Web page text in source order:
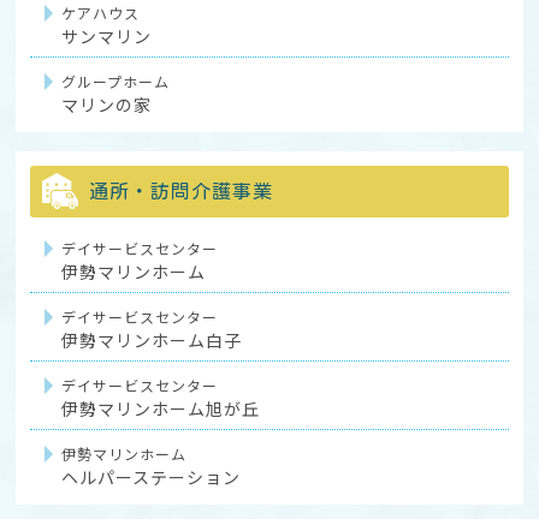
ケアハウス
サンマリン
グループホーム
マリンの家
通所・訪問介護事業
デイサービスセンター
伊勢マリンホーム
デイサービスセンター
伊勢マリンホーム白子
デイサービスセンター
伊勢マリンホーム旭が丘
伊勢マリンホーム
ヘルパーステーション